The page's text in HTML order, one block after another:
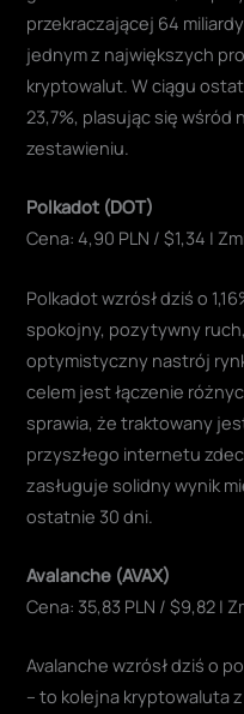
przekraczającej 64
jednym z największych
kryptowalut. W ciągu
23,7%, plasując się
zestawieniu.
Polkadot (DOT)
Cena: 4,90 PLN / $1,34 |
Polkadot wzrósł dziś o
spokojny, pozytywny
optymistyczny nastrój
celem jest łączenie
sprawia, że traktowany
przyszłego internetu
zasługuje solidny wynik
ostatnie 30 dni.
Avalanche (AVAX)
Cena: 35,83 PLN / $9,82 |
Avalanche wzrósł dziś o
– to kolejna kryptowaluta